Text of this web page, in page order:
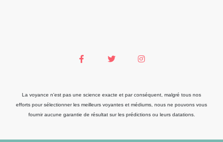
La voyance n'est pas une science exacte et par conséquent, malgré tous nos
efforts pour sélectionner les meilleurs voyantes et médiums, nous ne pouvons vous
fournir aucune garantie de résultat sur les prédictions ou leurs datations.